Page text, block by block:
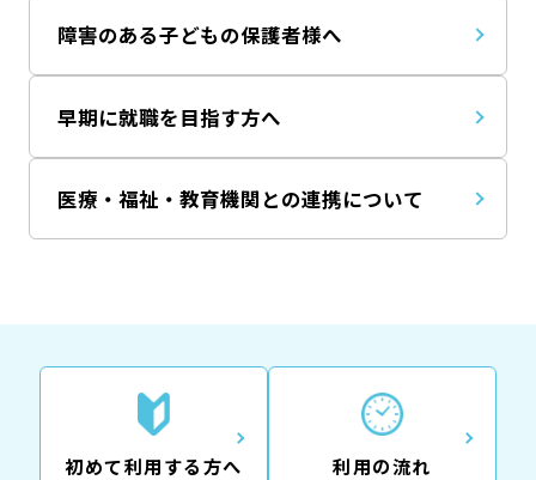
障害のある子どもの保護者様へ
早期に就職を目指す方へ
医療・福祉・教育機関との連携について
初めて利用する方へ 利用の流れ